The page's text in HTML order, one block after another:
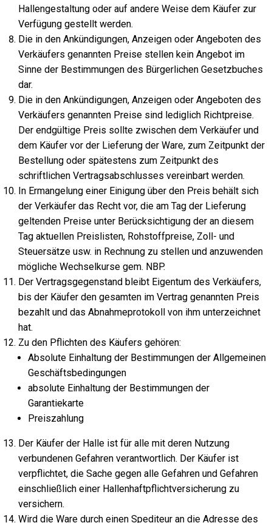
Hallengestaltung oder auf andere Weise dem Käufer zur
Verfügung gestellt werden.
Die in den Ankündigungen, Anzeigen oder Angeboten des
Verkäufers genannten Preise stellen kein Angebot im
Sinne der Bestimmungen des Bürgerlichen Gesetzbuches
dar.
Die in den Ankündigungen, Anzeigen oder Angeboten des
Verkäufers genannten Preise sind lediglich Richtpreise.
Der endgültige Preis sollte zwischen dem Verkäufer und
dem Käufer vor der Lieferung der Ware, zum Zeitpunkt der
Bestellung oder spätestens zum Zeitpunkt des
schriftlichen Vertragsabschlusses vereinbart werden.
In Ermangelung einer Einigung über den Preis behält sich
der Verkäufer das Recht vor, die am Tag der Lieferung
geltenden Preise unter Berücksichtigung der an diesem
Tag aktuellen Preislisten, Rohstoffpreise, Zoll- und
Steuersätze usw. in Rechnung zu stellen und anzuwenden
mögliche Wechselkurse gem. NBP.
Der Vertragsgegenstand bleibt Eigentum des Verkäufers,
bis der Käufer den gesamten im Vertrag genannten Preis
bezahlt und das Abnahmeprotokoll von ihm unterzeichnet
hat.
Zu den Pflichten des Käufers gehören:
Absolute Einhaltung der Bestimmungen der Allgemeinen
Geschäftsbedingungen
absolute Einhaltung der Bestimmungen der
Garantiekarte
Preiszahlung
Der Käufer der Halle ist für alle mit deren Nutzung
verbundenen Gefahren verantwortlich. Der Käufer ist
verpflichtet, die Sache gegen alle Gefahren und Gefahren
einschließlich einer Hallenhaftpflichtversicherung zu
versichern.
Wird die Ware durch einen Spediteur an die Adresse des